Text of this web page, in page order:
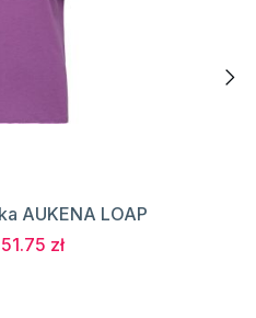
AUKENA LOAP
51.75 zł